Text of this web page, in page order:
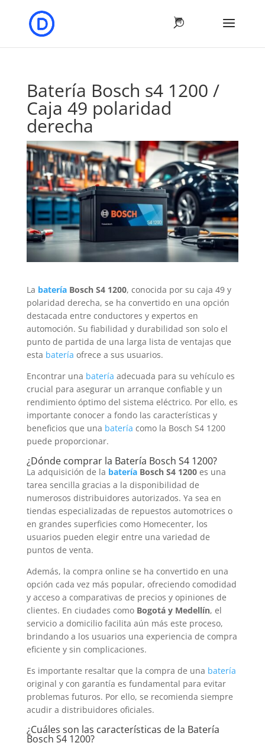
Batería Bosch s4 1200 /
Caja 49 polaridad
derecha
La bateríaBosch S4 1200, conocida por su caja 49 y
polaridad derecha, se ha convertido en una opción
destacada entre conductores y expertos en
automoción. Su fiabilidad y durabilidad son solo el
punto de partida de una larga lista de ventajas que
esta batería ofrece a sus usuarios.
Encontrar una batería adecuada para su vehículo es
crucial para asegurar un arranque confiable y un
rendimiento óptimo del sistema eléctrico. Por ello, es
importante conocer a fondo las características y
beneficios que una batería como la Bosch S4 1200
puede proporcionar.
¿Dónde comprar la Batería Bosch S4 1200?
La adquisición de la bateríaBosch S4 1200es una
tarea sencilla gracias a la disponibilidad de
numerosos distribuidores autorizados. Ya sea en
tiendas especializadas de repuestos automotrices o
en grandes superficies como Homecenter, los
usuarios pueden elegir entre una variedad de
puntos de venta.
Además, la compra online se ha convertido en una
opción cada vez más popular, ofreciendo comodidad
y acceso a comparativas de precios y opiniones de
clientes. En ciudades como Bogotá y Medellín, el
servicio a domicilio facilita aún más este proceso,
brindando a los usuarios una experiencia de compra
eficiente y sin complicaciones.
Es importante resaltar que la compra de una batería
original y con garantía es fundamental para evitar
problemas futuros. Por ello, se recomienda siempre
acudir a distribuidores oficiales.
¿Cuáles son las características de la Batería
Bosch S4 1200?